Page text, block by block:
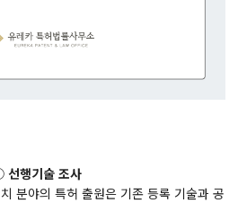
행기술 조사
분야의 특허 출원은 기존 등록 기술과 공